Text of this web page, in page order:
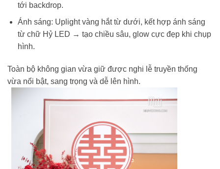
tới backdrop.
Ánh sáng: Uplight vàng hắt từ dưới, kết hợp ánh sáng
từ chữ Hỷ LED → tạo chiều sâu, glow cực đẹp khi chụp
hình.
Toàn bộ không gian vừa giữ được nghi lễ truyền thống
vừa nổi bật, sang trọng và dễ lên hình.